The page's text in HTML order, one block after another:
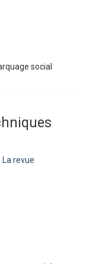
social
revue